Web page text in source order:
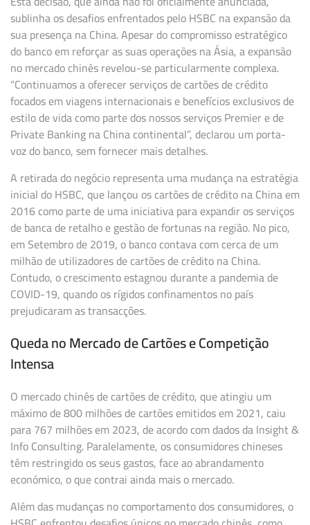
sublinha os desafios enfrentados pelo HSBC na expansão da
sua presença na China. Apesar do compromisso estratégico
do banco em reforçar as suas operações na Ásia, a expansão
no mercado chinês revelou-se particularmente complexa.
“Continuamos a oferecer serviços de cartões de crédito
focados em viagens internacionais e benefícios exclusivos de
estilo de vida como parte dos nossos serviços Premier e de
Private Banking na China continental”, declarou um porta-
voz do banco, sem fornecer mais detalhes.
A retirada do negócio representa uma mudança na estratégia
inicial do HSBC, que lançou os cartões de crédito na China em
2016 como parte de uma iniciativa para expandir os serviços
de banca de retalho e gestão de fortunas na região. No pico,
em Setembro de 2019, o banco contava com cerca de um
milhão de utilizadores de cartões de crédito na China.
Contudo, o crescimento estagnou durante a pandemia de
COVID-19, quando os rígidos confinamentos no país
prejudicaram as transacções.
Queda no Mercado de Cartões e Competição
Intensa
O mercado chinês de cartões de crédito, que atingiu um
máximo de 800 milhões de cartões emitidos em 2021, caiu
para 767 milhões em 2023, de acordo com dados da Insight &
Info Consulting. Paralelamente, os consumidores chineses
têm restringido os seus gastos, face ao abrandamento
económico, o que contrai ainda mais o mercado.
Além das mudanças no comportamento dos consumidores, o